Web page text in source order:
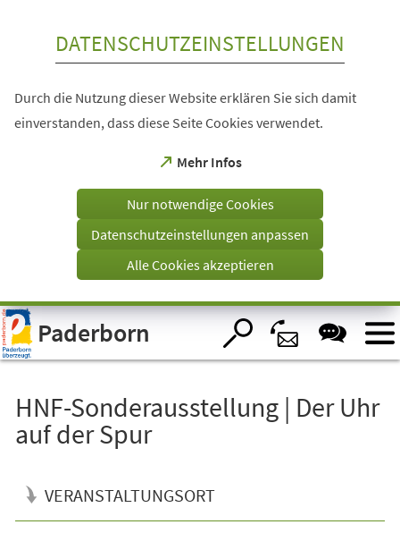
Visuelle
Assistenzsoftware
öffnen.
DATENSCHUTZEINSTELLUNGEN
Durch die Nutzung dieser Website erklären Sie sich damit
einverstanden, dass diese Seite Cookies verwendet.
Mehr Infos
(Öffnet
einem
Tab)
Nur notwendige Cookies
Datenschutzeinstellungen anpassen
Alle Cookies akzeptieren
Paderborn
HNF-Sonderausstellung | Der Uhr
auf der Spur
VERANSTALTUNGSORT